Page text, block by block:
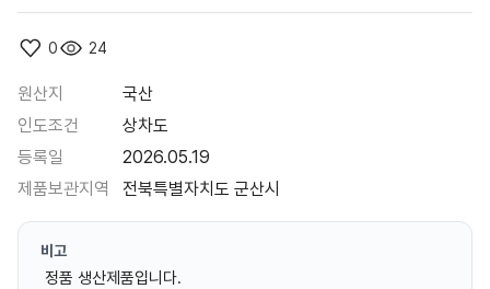
0 24
원산지
국산
인도조건
상차도
등록일
2026.05.19
제품보관지역
전북특별자치도 군산시
비고
정품 생산제품입니다.